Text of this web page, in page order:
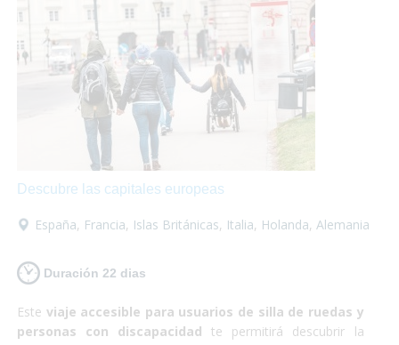
ciudad y sus lugares característicos como la Pequeña
Habana, el Downtown, Bahía Vizcaína y al mismo tiempo
conocer las reservas naturales con muchas especies en
peligro de extinción. La segunda parte del viaje se
desarrolla en la ciudad de Orlando. ¡No lo dudes más y vete
de vacaciones a Miami y Orlando! Será una experiencia
increíble en la que no tendrás que preocuparte por
nada... ¡Sólo en disfrutar!
Descubre las capitales europeas
España, Francia, Islas Británicas, Italia, Holanda, Alemania
Duración 22 dias
Este viaje accesible para usuarios de silla de ruedas y
personas con discapacidad te permitirá descubrir la